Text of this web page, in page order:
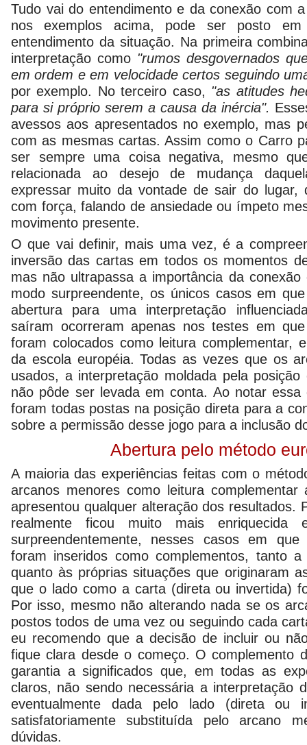
Tudo vai do entendimento e da conexão com
nos exemplos acima, pode ser posto
entendimento da situação. Na primeira
interpretação como "rumos desgovernados
em ordem e em velocidade certos seguindo
por exemplo. No terceiro caso, "as atitudes
para si próprio serem a causa da inércia".
avessos aos apresentados no exemplo, mas
com as mesmas cartas. Assim como o Carro
ser sempre uma coisa negativa, mesmo
relacionada ao desejo de mudança
expressar muito da vontade de sair do lugar,
com força, falando de ansiedade ou ímpeto
movimento presente.
O que vai definir, mais uma vez, é a
inversão das cartas em todos os momentos
mas não ultrapassa a importância da
modo surpreendente, os únicos casos em
abertura para uma interpretação
saíram ocorreram apenas nos testes em
foram colocados como leitura complementar,
da escola européia. Todas as vezes que os
usados, a interpretação moldada pela
não pôde ser levada em conta. Ao notar essa
foram todas postas na posição direta para a
sobre a permissão desse jogo para a inclusão
Abertura pelo método
A maioria das experiências feitas com o
arcanos menores como leitura
apresentou qualquer alteração dos resultados.
realmente ficou muito mais
surpreendentemente, nesses casos em
foram inseridos como complementos, tanto
quanto às próprias situações que originaram
que o lado como a carta (direta ou invertida)
Por isso, mesmo não alterando nada se os
postos todos de uma vez ou seguindo cada
eu recomendo que a decisão de incluir ou
fique clara desde o começo. O complemento
garantia a significados que, em todas as
claros, não sendo necessária a interpretação
eventualmente dada pelo lado (direta ou
satisfatoriamente substituída pelo arcano
dúvidas.